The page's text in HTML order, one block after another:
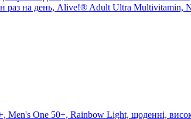
раз на день, Alive!® Adult Ultra Multivitamin,